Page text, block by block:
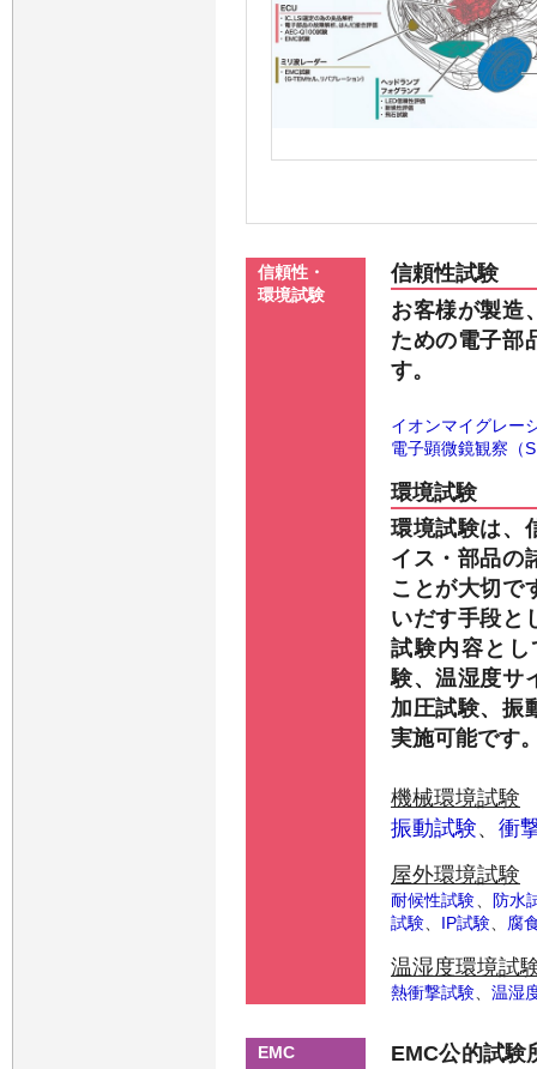
信頼性・
環境試験
信頼性試験
お客様が製造
ための電子部
す。
イオンマイグレー
電子顕微鏡観察（
環境試験
環境試験は、
イス・部品の
ことが大切で
いだす手段と
試験内容と
験、温湿度サ
加圧試験、振
実施可能です
機械環境試験
振動試験、 衝
屋外環境試験
耐候性試験
防水
試験
IP試験 腐
温湿度環境試
熱衝撃試験 温湿
EMC
EMC公的試験